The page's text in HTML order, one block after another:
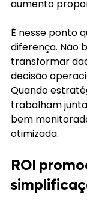
aumento
É nesse ponto
diferença. Não
transformar
decisão
Quando
trabalham
bem
otimizada.
ROI